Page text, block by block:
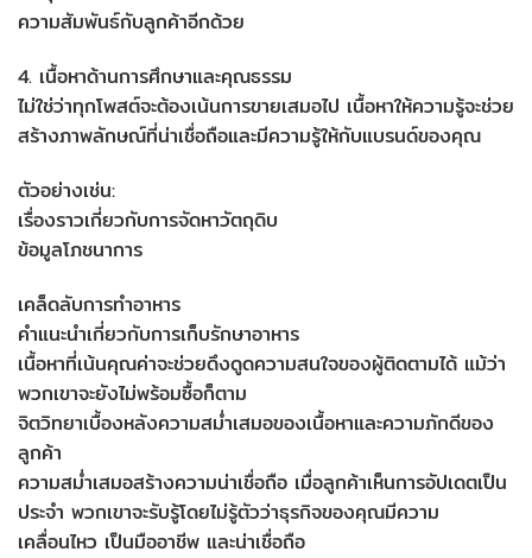
ความสัมพันธ์กับลูกค้าอีกด้วย
4. เนื้อหาด้านการศึกษาและคุณธรรม
ไม่ใช่ว่าทุกโพสต์จะต้องเน้นการขายเสมอไป เนื้อหาให้ความรู้จะช่วย
สร้างภาพลักษณ์ที่น่าเชื่อถือและมีความรู้ให้กับแบรนด์ของคุณ
ตัวอย่างเช่น:
เรื่องราวเกี่ยวกับการจัดหาวัตถุดิบ
ข้อมูลโภชนาการ
เคล็ดลับการทำอาหาร
คำแนะนำเกี่ยวกับการเก็บรักษาอาหาร
เนื้อหาที่เน้นคุณค่าจะช่วยดึงดูดความสนใจของผู้ติดตามได้ แม้ว่า
พวกเขาจะยังไม่พร้อมซื้อก็ตาม
จิตวิทยาเบื้องหลังความสม่ำเสมอของเนื้อหาและความภักดีของ
ลูกค้า
ความสม่ำเสมอสร้างความน่าเชื่อถือ เมื่อลูกค้าเห็นการอัปเดตเป็น
ประจำ พวกเขาจะรับรู้โดยไม่รู้ตัวว่าธุรกิจของคุณมีความ
เคลื่อนไหว เป็นมืออาชีพ และน่าเชื่อถือ